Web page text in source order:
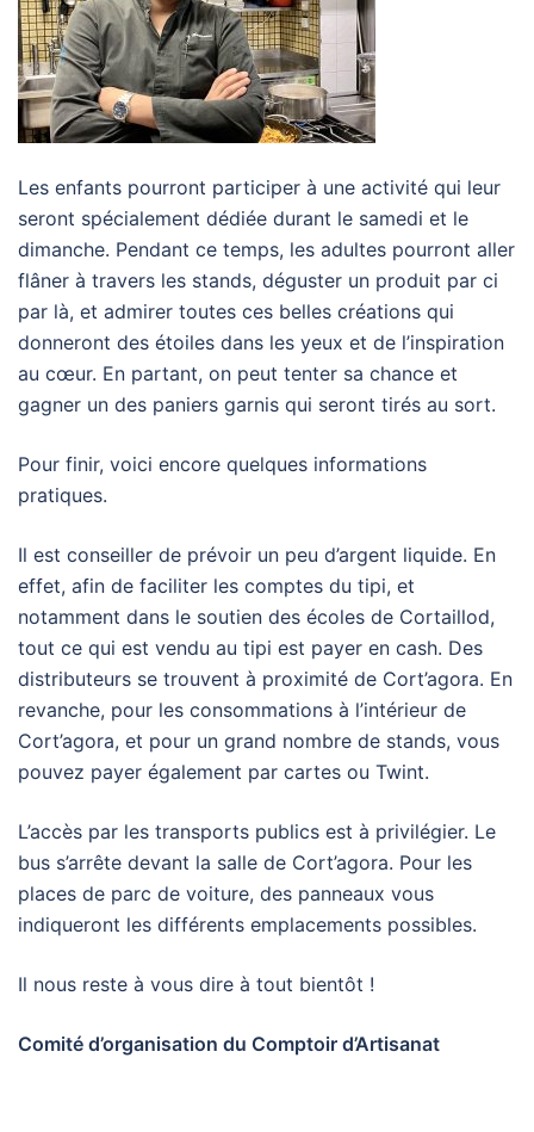
Les enfants pourront participer à une activité qui leur
seront spécialement dédiée durant le samedi et le
dimanche. Pendant ce temps, les adultes pourront aller
flâner à travers les stands, déguster un produit par ci
par là, et admirer toutes ces belles créations qui
donneront des étoiles dans les yeux et de l’inspiration
au cœur. En partant, on peut tenter sa chance et
gagner un des paniers garnis qui seront tirés au sort.
Pour finir, voici encore quelques informations
pratiques.
Il est conseiller de prévoir un peu d’argent liquide. En
effet, afin de faciliter les comptes du tipi, et
notamment dans le soutien des écoles de Cortaillod,
tout ce qui est vendu au tipi est payer en cash. Des
distributeurs se trouvent à proximité de Cort’agora. En
revanche, pour les consommations à l’intérieur de
Cort’agora, et pour un grand nombre de stands, vous
pouvez payer également par cartes ou Twint.
L’accès par les transports publics est à privilégier. Le
bus s’arrête devant la salle de Cort’agora. Pour les
places de parc de voiture, des panneaux vous
indiqueront les différents emplacements possibles.
Il nous reste à vous dire à tout bientôt !
Comité d’organisation du Comptoir d’Artisanat